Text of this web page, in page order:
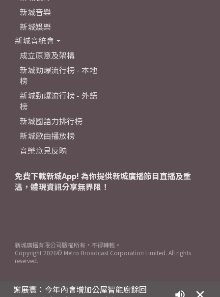
謝展寰：今年內會增加公屋智能廚餘回
新城音樂
新城娛樂
新城音統會
成立原意及架構
新城勁爆流行榜 - 本地
榜
新城勁爆流行榜 - 外語
榜
新城國語力排行榜
新城歌曲播放榜
音樂意見反映
免費下載新城App! 為你提供新城廣播節目直播及重
溫，體現資訊分享無界限！
新城廣播有限公司版權所有，不得轉載。
Copyright 2026© Metro Broadcast Corporation Limited. All rights
reserved.